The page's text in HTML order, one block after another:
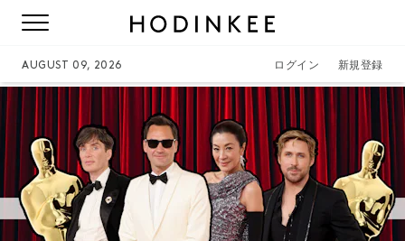
AUGUST 09, 2026 ログイン 新規登録